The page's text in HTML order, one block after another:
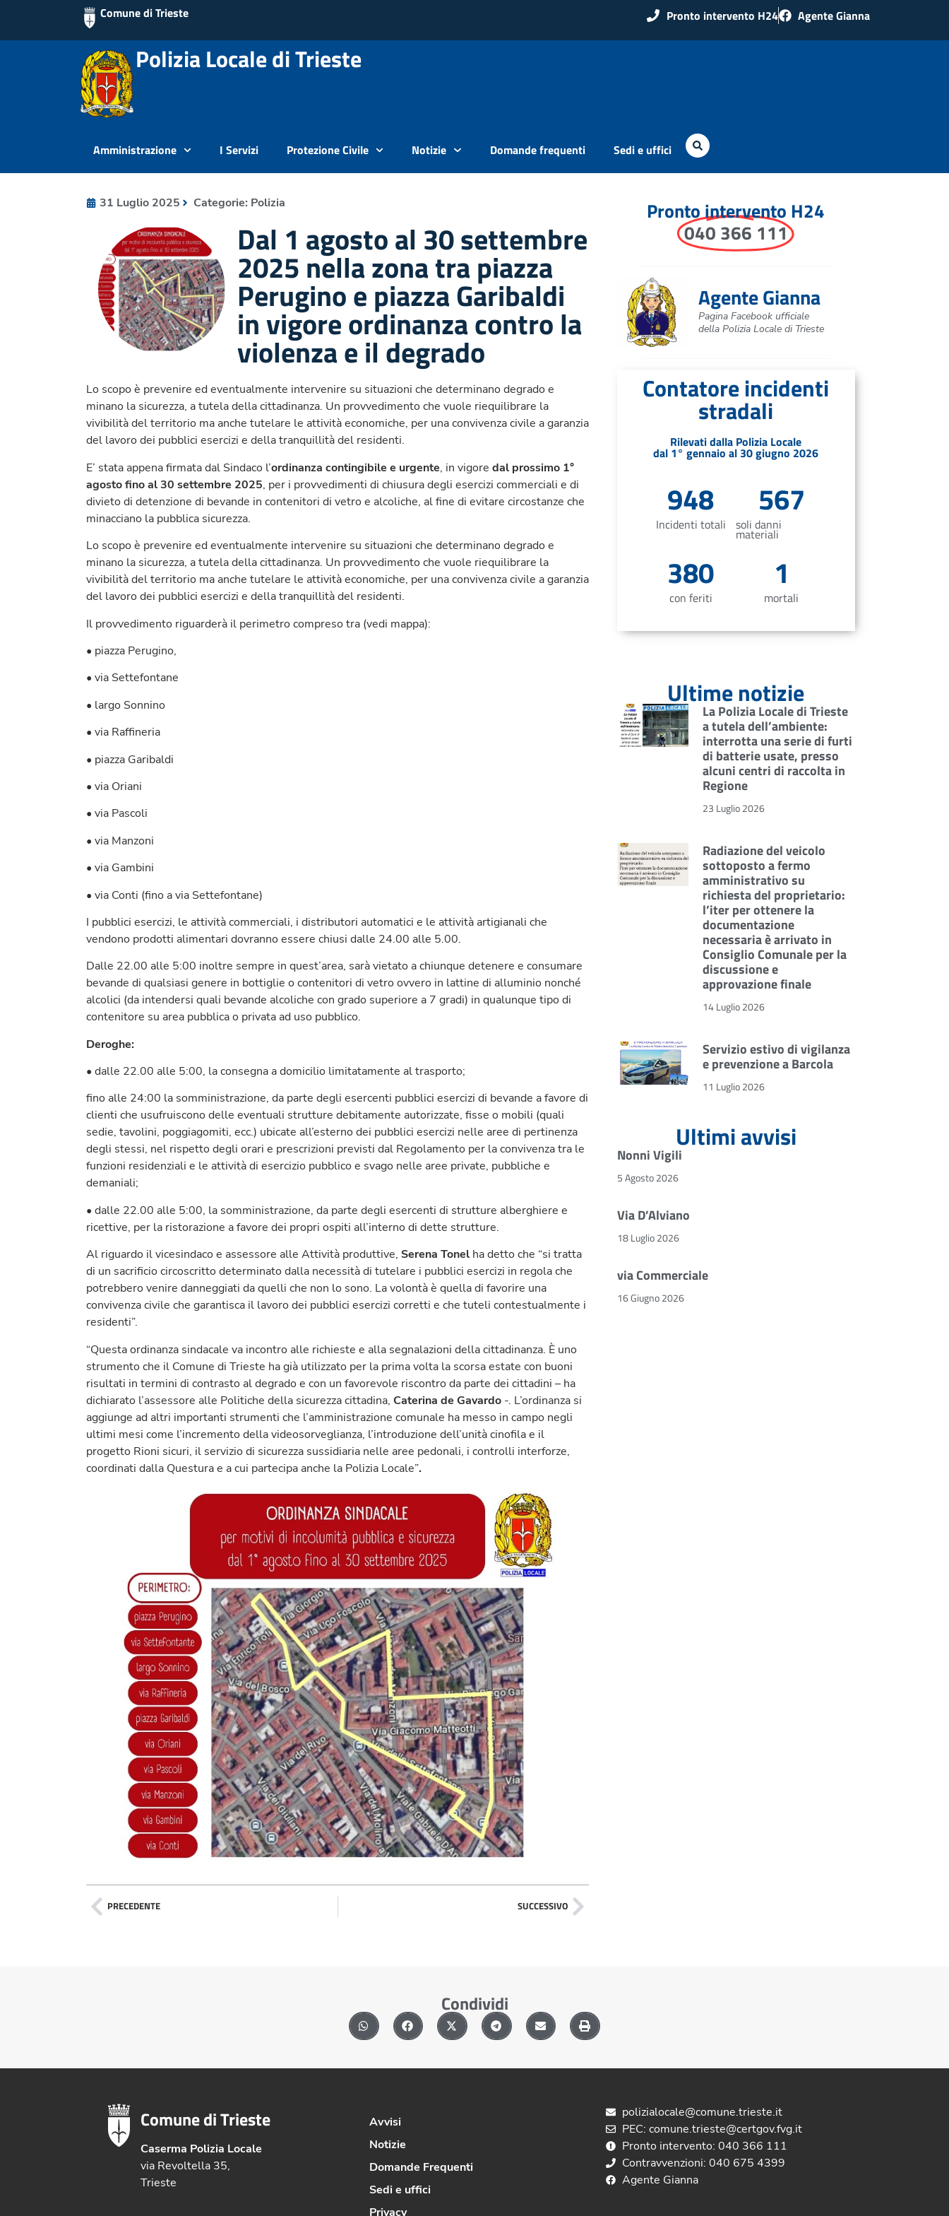
Comune di Trieste Pronto intervento H24 Agente Gianna
Polizia Locale di Trieste
Amministrazione I Servizi Protezione Civile Notizie Domande frequenti Sedi e uffici
31 Luglio 2025 Categorie: Polizia
Dal 1 agosto al 30 settembre
2025 nella zona tra piazza
Perugino e piazza Garibaldi
in vigore ordinanza contro la
violenza e il degrado
Lo scopo è prevenire ed eventualmente intervenire su situazioni che determinano degrado e
minano la sicurezza, a tutela della cittadinanza. Un provvedimento che vuole riequilibrare la
vivibilità del territorio ma anche tutelare le attività economiche, per una convivenza civile a garanzia
del lavoro dei pubblici esercizi e della tranquillità del residenti.
E’ stata appena firmata dal Sindaco l’ordinanza contingibile e urgente, in vigore dal prossimo 1°
agosto fino al 30 settembre 2025, per i provvedimenti di chiusura degli esercizi commerciali e di
divieto di detenzione di bevande in contenitori di vetro e alcoliche, al fine di evitare circostanze che
minacciano la pubblica sicurezza.
Lo scopo è prevenire ed eventualmente intervenire su situazioni che determinano degrado e
minano la sicurezza, a tutela della cittadinanza. Un provvedimento che vuole riequilibrare la
vivibilità del territorio ma anche tutelare le attività economiche, per una convivenza civile a garanzia
del lavoro dei pubblici esercizi e della tranquillità del residenti.
Il provvedimento riguarderà il perimetro compreso tra (vedi mappa):
• piazza Perugino,
• via Settefontane
• largo Sonnino
• via Raffineria
• piazza Garibaldi
• via Oriani
• via Pascoli
• via Manzoni
• via Gambini
• via Conti (fino a via Settefontane)
I pubblici esercizi, le attività commerciali, i distributori automatici e le attività artigianali che
vendono prodotti alimentari dovranno essere chiusi dalle 24.00 alle 5.00.
Dalle 22.00 alle 5:00 inoltre sempre in quest’area, sarà vietato a chiunque detenere e consumare
bevande di qualsiasi genere in bottiglie o contenitori di vetro ovvero in lattine di alluminio nonché
alcolici (da intendersi quali bevande alcoliche con grado superiore a 7 gradi) in qualunque tipo di
contenitore su area pubblica o privata ad uso pubblico.
Deroghe:
• dalle 22.00 alle 5:00, la consegna a domicilio limitatamente al trasporto;
fino alle 24:00 la somministrazione, da parte degli esercenti pubblici esercizi di bevande a favore di
clienti che usufruiscono delle eventuali strutture debitamente autorizzate, fisse o mobili (quali
sedie, tavolini, poggiagomiti, ecc.) ubicate all’esterno dei pubblici esercizi nelle aree di pertinenza
degli stessi, nel rispetto degli orari e prescrizioni previsti dal Regolamento per la convivenza tra le
funzioni residenziali e le attività di esercizio pubblico e svago nelle aree private, pubbliche e
demaniali;
• dalle 22.00 alle 5:00, la somministrazione, da parte degli esercenti di strutture alberghiere e
ricettive, per la ristorazione a favore dei propri ospiti all’interno di dette strutture.
Al riguardo il vicesindaco e assessore alle Attività produttive, Serena Tonel ha detto che “si tratta
di un sacrificio circoscritto determinato dalla necessità di tutelare i pubblici esercizi in regola che
potrebbero venire danneggiati da quelli che non lo sono. La volontà è quella di favorire una
convivenza civile che garantisca il lavoro dei pubblici esercizi corretti e che tuteli contestualmente i
residenti”.
“Questa ordinanza sindacale va incontro alle richieste e alla segnalazioni della cittadinanza. È uno
strumento che il Comune di Trieste ha già utilizzato per la prima volta la scorsa estate con buoni
risultati in termini di contrasto al degrado e con un favorevole riscontro da parte dei cittadini – ha
dichiarato l’assessore alle Politiche della sicurezza cittadina, Caterina de Gavardo -. L’ordinanza si
aggiunge ad altri importanti strumenti che l’amministrazione comunale ha messo in campo negli
ultimi mesi come l’incremento della videosorveglianza, l’introduzione dell’unità cinofila e il
progetto Rioni sicuri, il servizio di sicurezza sussidiaria nelle aree pedonali, i controlli interforze,
coordinati dalla Questura e a cui partecipa anche la Polizia Locale”.
PRECEDENTE SUCCESSIVO
Pronto intervento H24
040 366 111
Agente Gianna
Pagina Facebook ufficiale
della Polizia Locale di Trieste
Contatore incidenti
stradali
Rilevati dalla Polizia Locale
dal 1° gennaio al 30 giugno 2026
Incidenti totali
948
soli danni
materiali
567
con feriti
380
mortali
1
Ultime notizie
La Polizia Locale di Trieste
a tutela dell’ambiente:
interrotta una serie di furti
di batterie usate, presso
alcuni centri di raccolta in
Regione
23 Luglio 2026
Radiazione del veicolo
sottoposto a fermo
amministrativo su
richiesta del proprietario:
l’iter per ottenere la
documentazione
necessaria è arrivato in
Consiglio Comunale per la
discussione e
approvazione finale
14 Luglio 2026
Servizio estivo di vigilanza
e prevenzione a Barcola
11 Luglio 2026
Ultimi avvisi
Nonni Vigili
5 Agosto 2026
Via D’Alviano
18 Luglio 2026
via Commerciale
16 Giugno 2026
Condividi
Comune di Trieste
Caserma Polizia Locale
via Revoltella 35,
Trieste
Avvisi
Notizie
Domande Frequenti
Sedi e uffici
Privacy
polizialocale@comune.trieste.it
PEC: comune.trieste@certgov.fvg.it
Pronto intervento: 040 366 111
Contravvenzioni: 040 675 4399
Agente Gianna